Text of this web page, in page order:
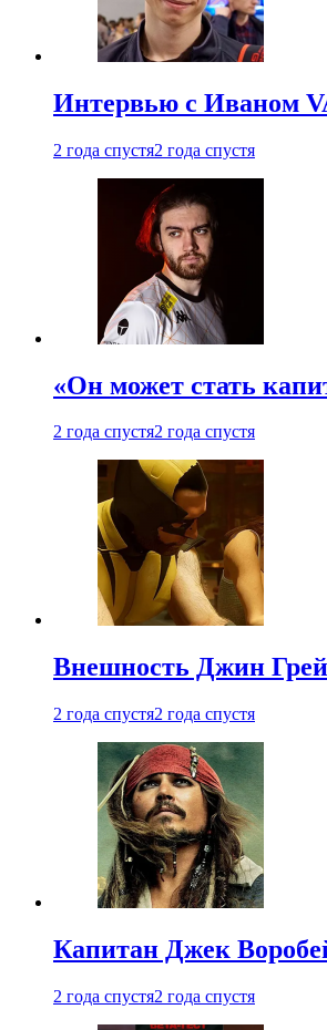
Интервью с Иваном
2 года спустя2 года спустя
«Он может стать
2 года спустя2 года спустя
Внешность Джин Грей
2 года спустя2 года спустя
Капитан Джек
2 года спустя2 года спустя